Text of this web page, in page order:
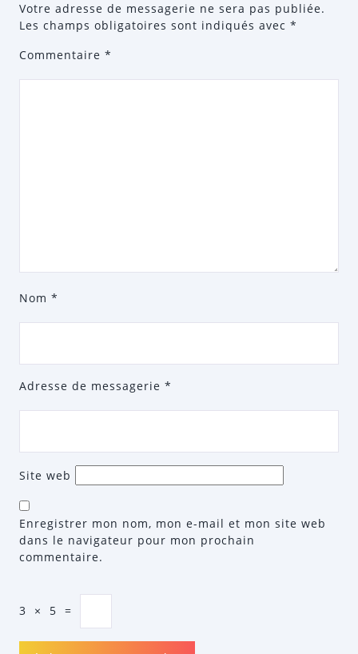
Votre adresse de messagerie ne sera pas publiée.
Les champs obligatoires sont indiqués avec *
Commentaire *
Nom *
Adresse de messagerie *
Site web
Enregistrer mon nom, mon e-mail et mon site web
dans le navigateur pour mon prochain
commentaire.
3 × 5 =